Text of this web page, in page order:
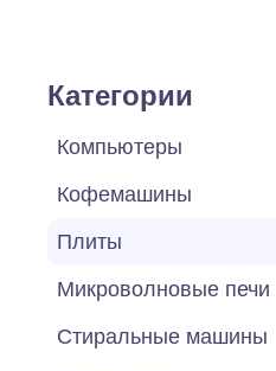
Категории
Компьютеры
Кофемашины
Плиты
Микроволновые печи
Стиральные машины